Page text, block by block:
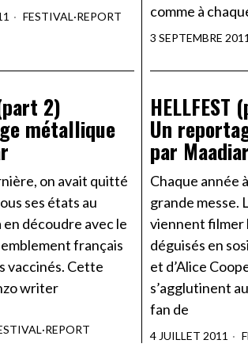
FESTIVAL·REPORT
comme à
3 SEPTEMBRE 2011
2)
métallique
on avait quitté
ses états au
découdre avec le
français
vaccinés. Cette
writer
·REPORT
HELLFEST
Un
par
Chaque année
grande messe.
viennent filmer
déguisés en
et d’Alice
s’agglutinent
fan de
4 JUILLET 2011